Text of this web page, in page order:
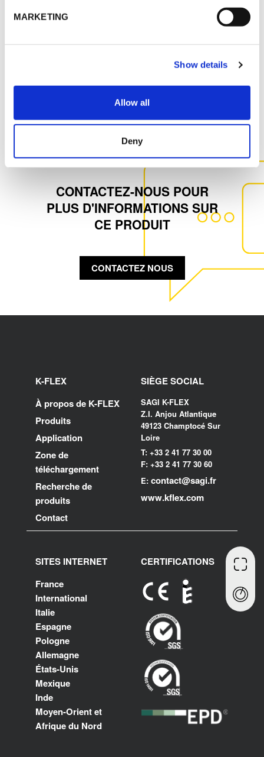
MARKETING
Show details
Allow all
Deny
MSDS
AUTRES DOCUMENTS
CONTACTEZ-NOUS POUR
PLUS D'INFORMATIONS SUR
CE PRODUIT
CONTACTEZ NOUS
K-FLEX
À propos de K-FLEX
Produits
Application
Zone de
téléchargement
Recherche de
produits
Contact
SIÈGE SOCIAL
SAGI K-FLEX
Z.I. Anjou Atlantique
49123 Champtocé Sur
Loire
T: +33 2 41 77 30 00
F: +33 2 41 77 30 60
E: contact@sagi.fr
www.kflex.com
SITES INTERNET
France
International
Italie
Espagne
Pologne
Allemagne
États-Unis
Mexique
Inde
Moyen-Orient et
Afrique du Nord
CERTIFICATIONS